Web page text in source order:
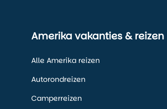
Amerika vakanties & reizen
Alle Amerika reizen
Autorondreizen
Camperreizen